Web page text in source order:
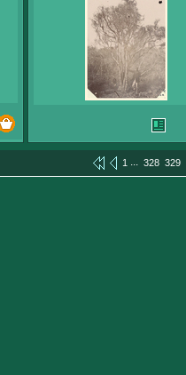
1 ... 328 329